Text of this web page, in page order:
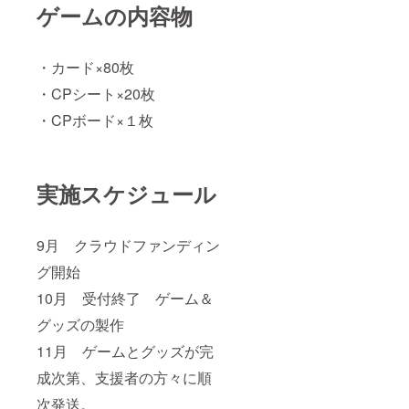
ゲームの内容物
・カード×80枚
・CPシート×20枚
・CPボード×１枚
実施スケジュール
9月 クラウドファンディン
グ開始
10月 受付終了 ゲーム＆
グッズの製作
11月 ゲームとグッズが完
成次第、支援者の方々に順
次発送。